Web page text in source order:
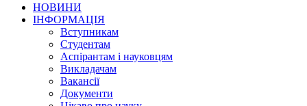
НОВИНИ
ІНФОРМАЦІЯ
Вступникам
Студентам
Аспірантам і науковцям
Викладачам
Вакансії
Документи